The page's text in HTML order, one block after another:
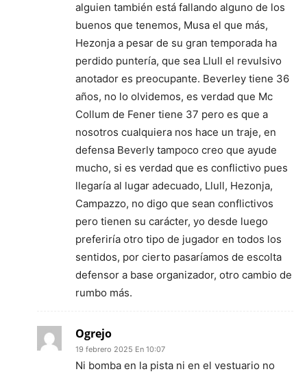
alguien también está fallando alguno de los
buenos que tenemos, Musa el que más,
Hezonja a pesar de su gran temporada ha
perdido puntería, que sea Llull el revulsivo
anotador es preocupante. Beverley tiene 36
años, no lo olvidemos, es verdad que Mc
Collum de Fener tiene 37 pero es que a
nosotros cualquiera nos hace un traje, en
defensa Beverly tampoco creo que ayude
mucho, si es verdad que es conflictivo pues
llegaría al lugar adecuado, Llull, Hezonja,
Campazzo, no digo que sean conflictivos
pero tienen su carácter, yo desde luego
preferiría otro tipo de jugador en todos los
sentidos, por cierto pasaríamos de escolta
defensor a base organizador, otro cambio de
rumbo más.
Ogrejo
19 febrero 2025 En 10:07
Ni bomba en la pista ni en el vestuario no